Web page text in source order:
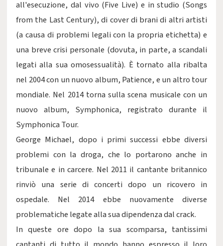
all'esecuzione, dal vivo (Five Live) e in studio (Songs
from the Last Century), di cover di brani di altri artisti
(a causa di problemi legali con la propria etichetta) e
una breve crisi personale (dovuta, in parte, a scandali
legati alla sua omosessualità). È tornato alla ribalta
nel 2004 con un nuovo album, Patience, e un altro tour
mondiale. Nel 2014 torna sulla scena musicale con un
nuovo album, Symphonica, registrato durante il
Symphonica Tour.
George Michael, dopo i primi successi ebbe diversi
problemi con la droga, che lo portarono anche in
tribunale e in carcere. Nel 2011 il cantante britannico
rinviò una serie di concerti dopo un ricovero in
ospedale. Nel 2014 ebbe nuovamente diverse
problematiche legate alla sua dipendenza dal crack.
In queste ore dopo la sua scomparsa, tantissimi